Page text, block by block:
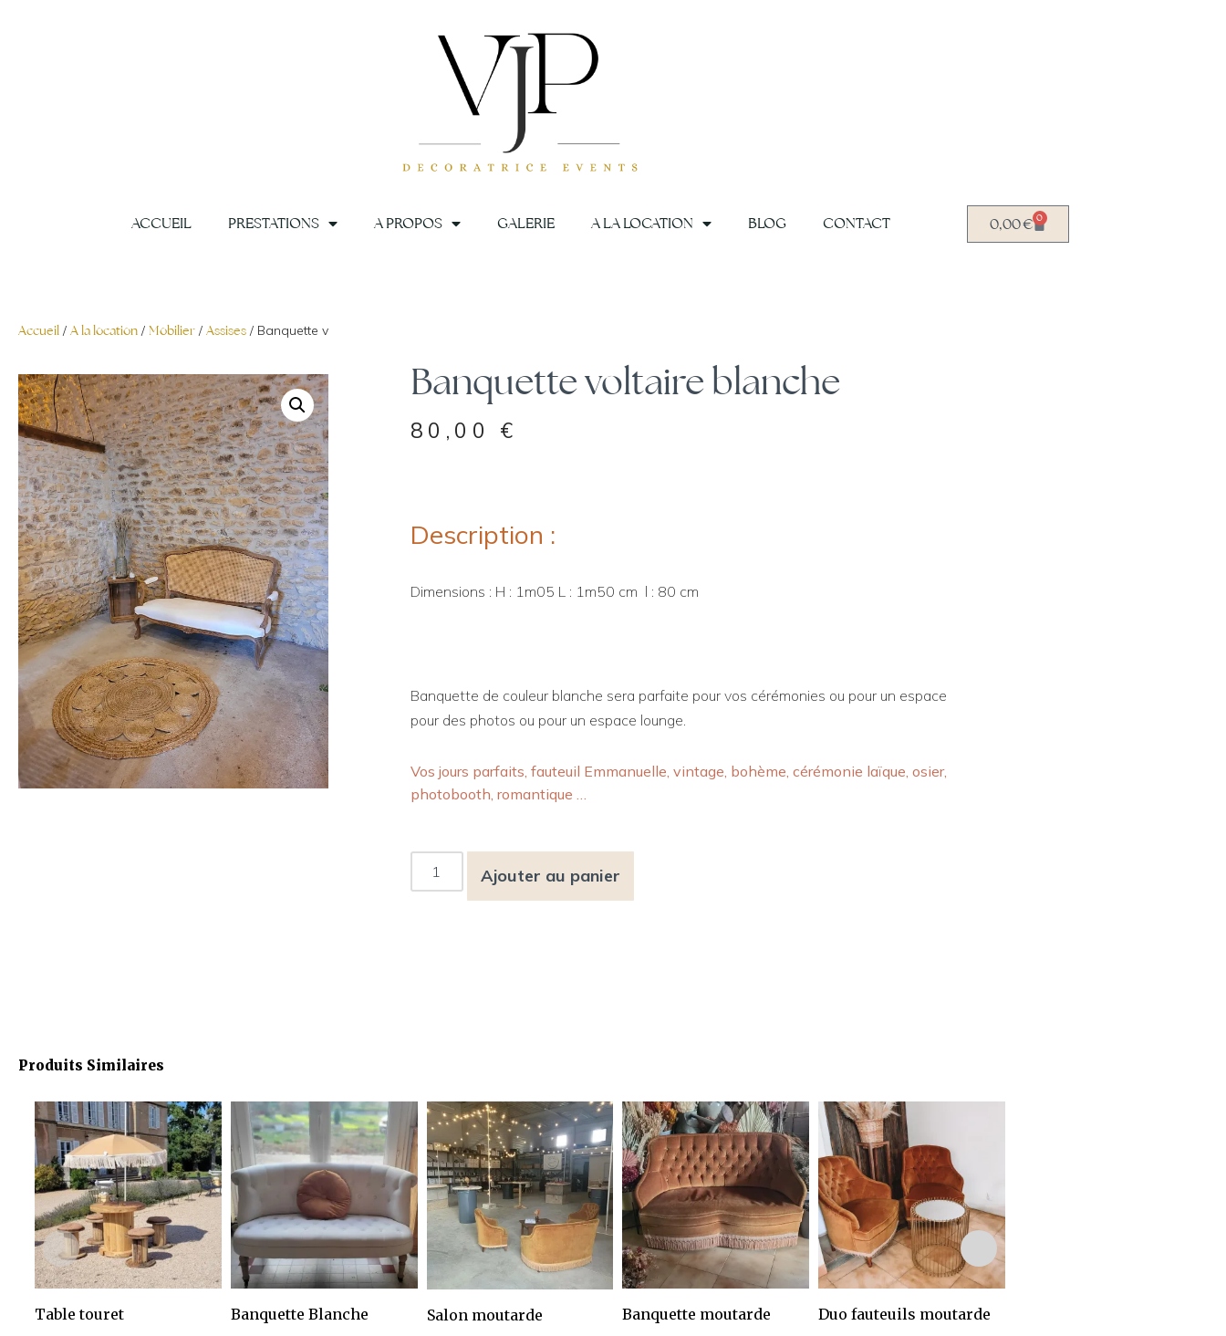
ACCUEIL PRESTATIONS A PROPOS GALERIE A LA LOCATION BLOG CONTACT 0,00€ 0
Accueil / A la location / Mobilier / Assises / Banquette voltaire blanche
Banquette voltaire blanche
80,00 €
Description :
Dimensions : H : 1m05 L : 1m50 cm l : 80 cm
Banquette de couleur blanche sera parfaite pour vos cérémonies ou pour un espace
pour des photos ou pour un espace lounge.
Vos jours parfaits, fauteuil Emmanuelle, vintage, bohème, cérémonie laïque, osier,
photobooth, romantique …
Ajouter au panier
Produits Similaires
Table touret
Banquette Blanche
Salon moutarde
Banquette moutarde
Duo fauteuils moutarde